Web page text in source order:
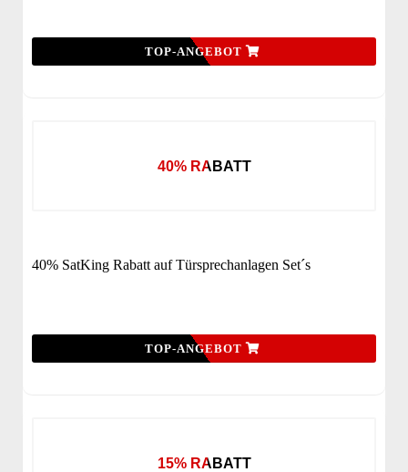
TOP-ANGEBOT
40% RABATT
40% SatKing Rabatt auf Türsprechanlagen Set´s
TOP-ANGEBOT
15% RABATT